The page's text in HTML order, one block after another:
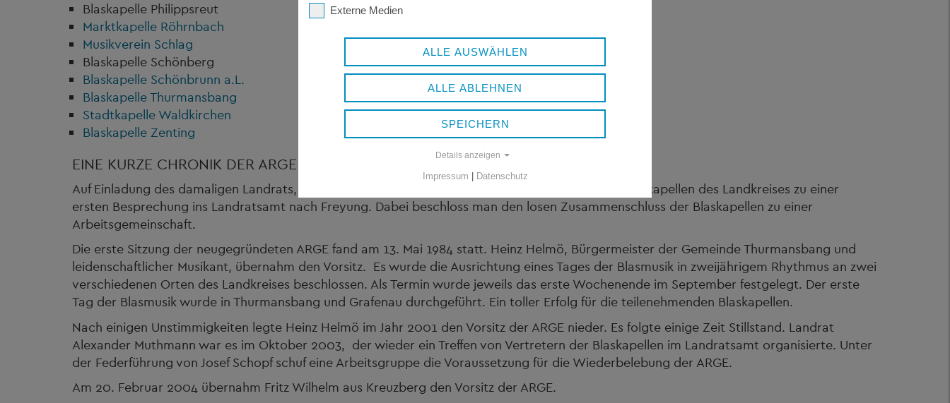
Blaskapelle Philippsreut
Marktkapelle Röhrnbach
Musikverein Schlag
Blaskapelle Schönberg
Blaskapelle Schönbrunn a.L.
Blaskapelle Thurmansbang
Stadtkapelle Waldkirchen
Blaskapelle Zenting
EINE KURZE CHRONIK DER ARGE
Auf Einladung des damaligen Landrats, Herrn Franz Schumertl, kamen Vertreter der damals 25 Blaskapellen des Landkreises zu einer
ersten Besprechung ins Landratsamt nach Freyung. Dabei beschloss man den losen Zusammenschluss der Blaskapellen zu einer
Arbeitsgemeinschaft.
Die erste Sitzung der neugegründeten ARGE fand am 13. Mai 1984 statt. Heinz Helmö, Bürgermeister der Gemeinde Thurmansbang und
leidenschaftlicher Musikant, übernahm den Vorsitz. Es wurde die Ausrichtung eines Tages der Blasmusik in zweijährigem Rhythmus an zwei
verschiedenen Orten des Landkreises beschlossen. Als Termin wurde jeweils das erste Wochenende im September festgelegt. Der erste
Tag der Blasmusik wurde in Thurmansbang und Grafenau durchgeführt. Ein toller Erfolg für die teilenehmenden Blaskapellen.
Nach einigen Unstimmigkeiten legte Heinz Helmö im Jahr 2001 den Vorsitz der ARGE nieder. Es folgte einige Zeit Stillstand. Landrat
Alexander Muthmann war es im Oktober 2003, der wieder ein Treffen von Vertretern der Blaskapellen im Landratsamt organisierte. Unter
der Federführung von Josef Schopf schuf eine Arbeitsgruppe die Voraussetzung für die Wiederbelebung der ARGE.
Am 20. Februar 2004 übernahm Fritz Wilhelm aus Kreuzberg den Vorsitz der ARGE.
Externe Medien
ALLE AUSWÄHLEN
ALLE ABLEHNEN
SPEICHERN
Details anzeigen
Impressum Datenschutz